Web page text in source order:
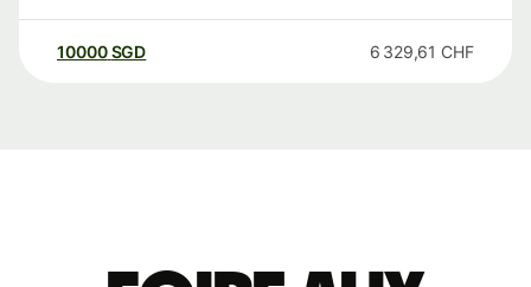
10000 SGD 6 329,61 CHF